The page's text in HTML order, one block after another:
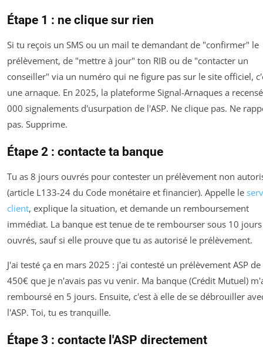
Étape 1 : ne clique sur rien
Si tu reçois un SMS ou un mail te demandant de "confirmer" le
prélèvement, de "mettre à jour" ton RIB ou de "contacter un
conseiller" via un numéro qui ne figure pas sur le site officiel,
une arnaque. En 2025, la plateforme Signal-Arnaques a
000 signalements d'usurpation de l'ASP. Ne clique pas. Ne
pas. Supprime.
Étape 2 : contacte ta banque
Tu as 8 jours ouvrés pour contester un prélèvement non
(article L133-24 du Code monétaire et financier). Appelle le
client, explique la situation, et demande un remboursement
immédiat. La banque est tenue de te rembourser sous 10 jours
ouvrés, sauf si elle prouve que tu as autorisé le prélèvement.
J'ai testé ça en mars 2025 : j'ai contesté un prélèvement ASP de
450€ que je n'avais pas vu venir. Ma banque (Crédit Mutuel)
remboursé en 5 jours. Ensuite, c'est à elle de se débrouiller
l'ASP. Toi, tu es tranquille.
Étape 3 : contacte l'ASP directement